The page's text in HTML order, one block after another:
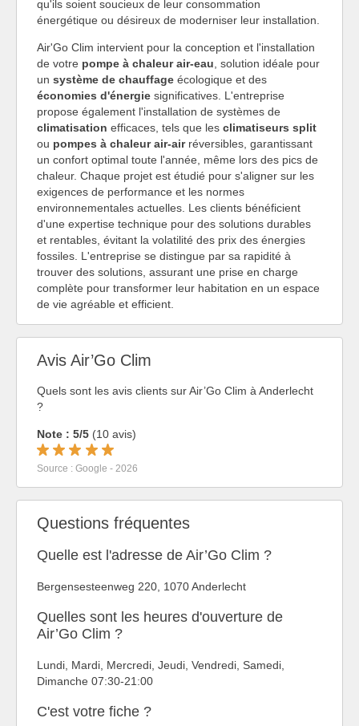
qu'ils soient soucieux de leur consommation
énergétique ou désireux de moderniser leur installation.
Air'Go Clim intervient pour la conception et l'installation
de votre pompe à chaleur air-eau , solution idéale pour
un système de chauffage écologique et des
économies d'énergie significatives. L'entreprise
propose également l'installation de systèmes de
climatisation efficaces, tels que les climatiseurs split
ou pompes à chaleur air-airréversibles, garantissant
un confort optimal toute l'année, même lors des pics de
chaleur. Chaque projet est étudié pour s'aligner sur les
exigences de performance et les normes
environnementales actuelles. Les clients bénéficient
d'une expertise technique pour des solutions durables
et rentables, évitant la volatilité des prix des énergies
fossiles. L'entreprise se distingue par sa rapidité à
trouver des solutions, assurant une prise en charge
complète pour transformer leur habitation en un espace
de vie agréable et efficient.
Avis Air’Go Clim
Quels sont les avis clients sur Air’Go Clim à Anderlecht
?
Note : 5/5 (10 avis)
Source : Google - 2026
Questions fréquentes
Quelle est l'adresse de Air’Go Clim ?
Bergensesteenweg 220, 1070 Anderlecht
Quelles sont les heures d'ouverture de
Air’Go Clim ?
Lundi, Mardi, Mercredi, Jeudi, Vendredi, Samedi,
Dimanche 07:30-21:00
C'est votre fiche ?